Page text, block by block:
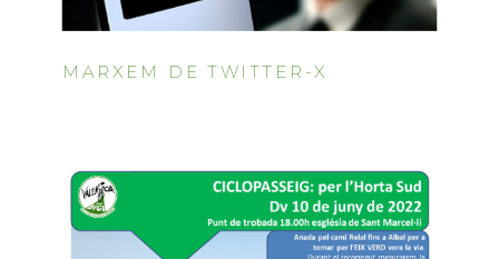
MARXEM DE TWITTER-X